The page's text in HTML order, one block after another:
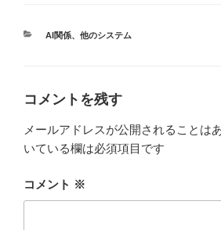
カ
AI関係、 他のシステム
コメントを残す
メールアドレスが公開されることは
いている欄は必須項目です
コメント ※